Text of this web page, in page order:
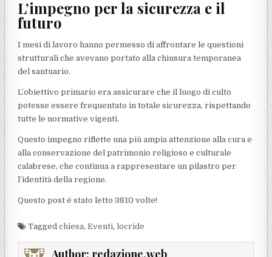
L’impegno per la sicurezza e il
futuro
I mesi di lavoro hanno permesso di affrontare le questioni
strutturali che avevano portato alla chiusura temporanea
del santuario.
L’obiettivo primario era assicurare che il luogo di culto
potesse essere frequentato in totale sicurezza, rispettando
tutte le normative vigenti.
Questo impegno riflette una più ampia attenzione alla cura e
alla conservazione del patrimonio religioso e culturale
calabrese, che continua a rappresentare un pilastro per
l’identità della regione.
Questo post é stato letto 3810 volte!
Taggedchiesa,Eventi,locride